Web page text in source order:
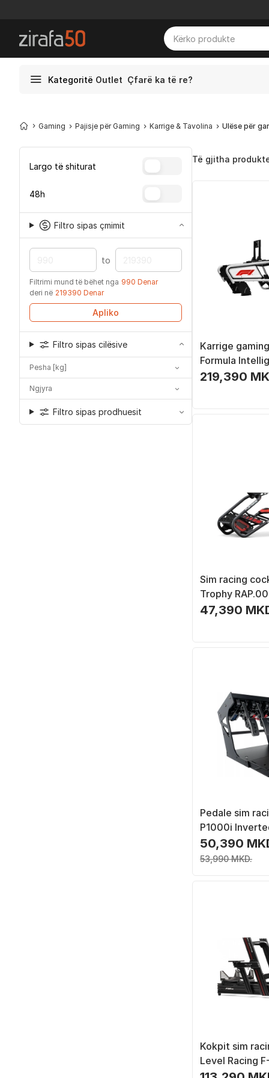
Kategoritë Outlet Çfarë ka të re?
Gaming Pajisje për Gaming Karrige & Tavolina Ulëse për
Largo të shiturat
48h
Filtro sipas çmimit
to
Filtrimi mund të bëhet nga 990 Denar
deri në 219390 Denar
Apliko
Filtro sipas cilësive
Pesha [kg]
Ngjyra
Filtro sipas prodhuesit
Të gjitha
Karrige
Formula
Edition,
219,390
Sim racing
Trophy
rregullueshëm,
47,390
Pedale sim
P1000i
pedale, i zi
50,390
53,990 MKD.
Kokpit sim
Level Racing
Scuderia